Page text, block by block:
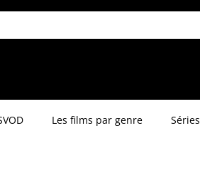
Les films par genre Séries